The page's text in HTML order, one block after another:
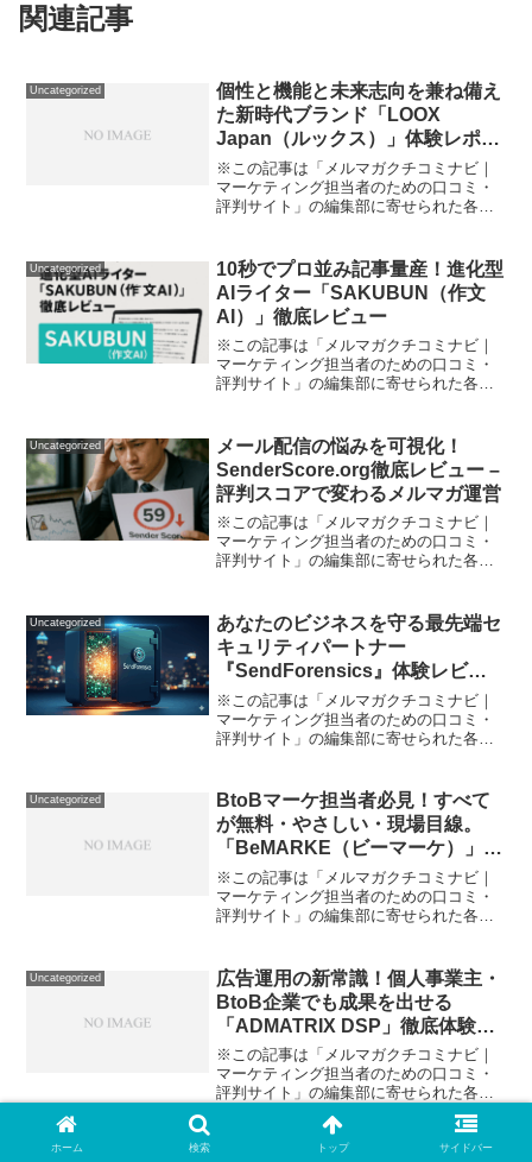
関連記事
Uncategorized
個性と機能と未来志向を兼ね備え
た新時代ブランド「LOOX
Japan（ルックス）」体験レポー
ト！多彩なジャンルで本当に使う
理由とオススメポイント徹底紹介
※この記事は「メルマガクチコミナビ｜
マーケティング担当者のための口コミ・
評判サイト」の編集部に寄せられた各商
や仕事をもっと自分らしくアップデート
したい」「サステナブルも...
Uncategorized
10秒でプロ並み記事量産！進化型
AIライター「SAKUBUN（作文
AI）」徹底レビュー
※この記事は「メルマガクチコミナビ｜
マーケティング担当者のための口コミ・
評判サイト」の編集部に寄せられた各商
告コピーがワンパターンで困ってい
る…」 そんな悩み、ありま...
Uncategorized
メール配信の悩みを可視化！
SenderScore.org徹底レビュー –
評判スコアで変わるメルマガ運営
※この記事は「メルマガクチコミナビ｜
マーケティング担当者のための口コミ・
評判サイト」の編集部に寄せられた各商
メールに入ってしまう…」「メール配信
の反応が極端に悪くなった？...
Uncategorized
あなたのビジネスを守る最先端セ
キュリティパートナー
『SendForensics』体験レビュ
ー
※この記事は「メルマガクチコミナビ｜
マーケティング担当者のための口コミ・
評判サイト」の編集部に寄せられた各商
――。今やネットでビジネスをしている
限り、こうした攻撃の危険と...
Uncategorized
BtoBマーケ担当者必見！すべて
が無料・やさしい・現場目線。
「BeMARKE（ビーマーケ）」徹
底クチコミレビュー
※この記事は「メルマガクチコミナビ｜
マーケティング担当者のための口コミ・
評判サイト」の編集部に寄せられた各商
何を信じていいかわからない」「自社に
ピッタリのツールって...
Uncategorized
広告運用の新常識！個人事業主・
BtoB企業でも成果を出せる
「ADMATRIX DSP」徹底体験レ
ポート
※この記事は「メルマガクチコミナビ｜
マーケティング担当者のための口コミ・
評判サイト」の編集部に寄せられた各商
品・サービスへの口コミ。「ウェブ広告
って費用ばかりかかってなかなか成果が
見えない…」「デジタル広告は難しい言
ホーム 検索 トップ サイドバー